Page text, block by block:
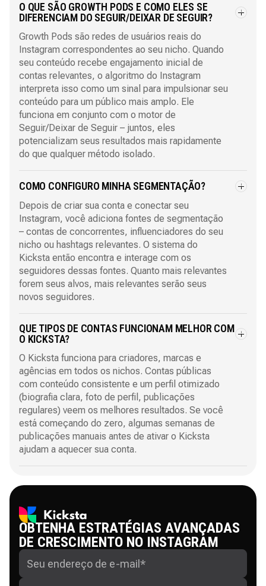
O QUE SÃO GROWTH PODS E COMO ELES SE
DIFERENCIAM DO SEGUIR/DEIXAR DE SEGUIR?
Growth Pods são redes de usuários reais do
Instagram correspondentes ao seu nicho. Quando
seu conteúdo recebe engajamento inicial de
contas relevantes, o algoritmo do Instagram
interpreta isso como um sinal para impulsionar seu
conteúdo para um público mais amplo. Ele
funciona em conjunto com o motor de
Seguir/Deixar de Seguir – juntos, eles
potencializam seus resultados mais rapidamente
do que qualquer método isolado.
COMO CONFIGURO MINHA SEGMENTAÇÃO?
Depois de criar sua conta e conectar seu
Instagram, você adiciona fontes de segmentação
– contas de concorrentes, influenciadores do seu
nicho ou hashtags relevantes. O sistema do
Kicksta então encontra e interage com os
seguidores dessas fontes. Quanto mais relevantes
forem seus alvos, mais relevantes serão seus
novos seguidores.
QUE TIPOS DE CONTAS FUNCIONAM MELHOR COM
O KICKSTA?
O Kicksta funciona para criadores, marcas e
agências em todos os nichos. Contas públicas
com conteúdo consistente e um perfil otimizado
(biografia clara, foto de perfil, publicações
regulares) veem os melhores resultados. Se você
está começando do zero, algumas semanas de
publicações manuais antes de ativar o Kicksta
ajudam a aquecer sua conta.
OBTENHA ESTRATÉGIAS AVANÇADAS
DE CRESCIMENTO NO INSTAGRAM